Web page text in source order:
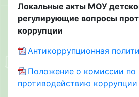
Локальные акты МОУ
регулирующие вопросы
коррупции
Антикоррупционная
Положение о комиссии по
противодействию коррупции